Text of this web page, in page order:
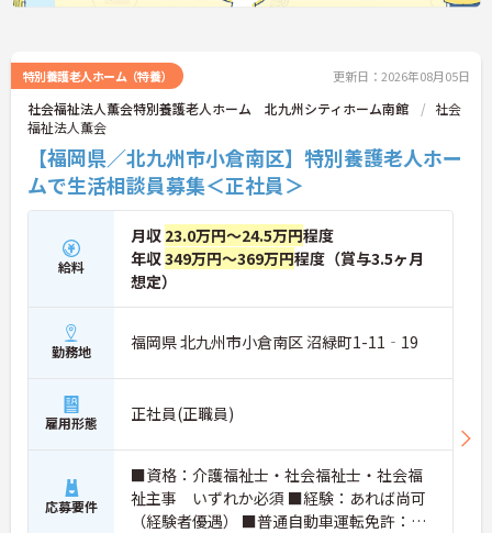
特別養護老人ホーム（特養） 更新日：2026年08月05日
社会福祉法人薫会特別養護老人ホーム 北九州シティホーム南館
社会
福祉法人薫会
【福岡県／北九州市小倉南区】特別養護老人ホー
ムで生活相談員募集＜正社員＞
給料
月収 23.0万円～24.5万円程度
年収349万円～369万円程度（賞与3.5ヶ月
想定）
勤務地 福岡県 北九州市小倉南区 沼緑町1-11‐19
雇用形態 正社員(正職員)
応募要件
■資格：介護福祉士・社会福祉士・社会福
祉主事 いずれか必須 ■経験：あれば尚可
（経験者優遇） ■普通自動車運転免許：必